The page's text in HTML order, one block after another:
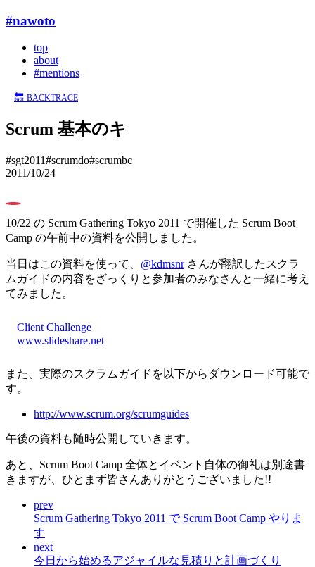
#nawoto
top
about
#mentions
🔙 BACKTRACE
Scrum 基本のキ
#sgt2011#scrumdo#scrumbc
2011/10/24
10/22 の Scrum Gathering Tokyo 2011 で開催した Scrum Boot
Camp の午前中の資料を公開しました。
当日はこの資料を使って、 @kdmsnrさんが翻訳したスクラ
ムガイドの内容をざっくりと参加者のみなさんと一緒に考え
てみました。
Client Challenge
www.slideshare.net
また、実際のスクラムガイドを以下からダウンロード可能で
す。
http://www.scrum.org/scrumguides
午後の資料も随時公開していきます。
あと、Scrum Boot Camp 全体とイベント自体の御礼は別途書
きますが、ひとまず皆さんありがとうございました!!
prev
Scrum Gathering Tokyo 2011 で Scrum Boot Camp やりま
す
next
今日から始めるアジャイルな見積りと計画づくり